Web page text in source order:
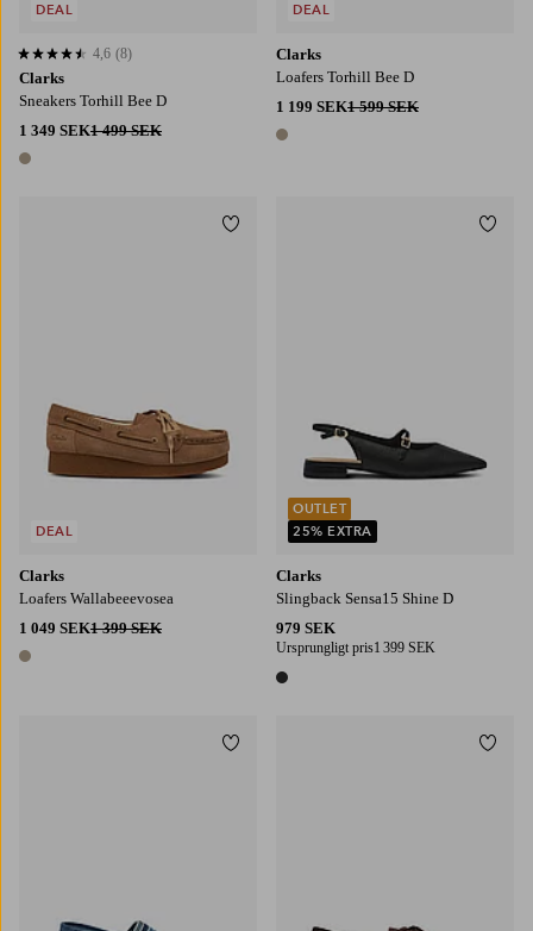
Clarks
Sneakers Torhill Bee D
1 349 SEK1 499 SEK
1 färg
4,6 baserat på 8 st betyg
4,6 (8)
DEAL
Clarks
Loafers Torhill Bee D
1 199 SEK1 599 SEK
1 färg
DEAL
Clarks
Loafers Wallabeeevosea
1 049 SEK1 399 SEK
1 färg
DEAL
Lägg till i favoriter
Clarks
Slingback Sensa15 Shine D
979 SEK
Ursprungligt pris1 399 SEK
1 färg
OUTLET
25% EXTRA
Lägg till i favoriter